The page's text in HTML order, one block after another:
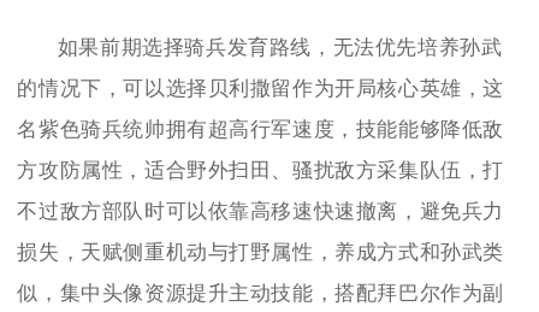
如果前期选择骑兵发育路线，无法优先培养孙武
的情况下，可以选择贝利撒留作为开局核心英雄，这
名紫色骑兵统帅拥有超高行军速度，技能能够降低敌
方攻防属性，适合野外扫田、骚扰敌方采集队伍，打
不过敌方部队时可以依靠高移速快速撤离，避免兵力
损失，天赋侧重机动与打野属性，养成方式和孙武类
似，集中头像资源提升主动技能，搭配拜巴尔作为副